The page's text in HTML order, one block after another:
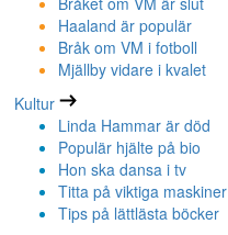
Haaland är populär
Bråk om VM i fotboll
Mjällby vidare i kvalet
Kultur
Linda Hammar är död
Populär hjälte på bio
Hon ska dansa i tv
Titta på viktiga maskiner
Tips på lättlästa böcker